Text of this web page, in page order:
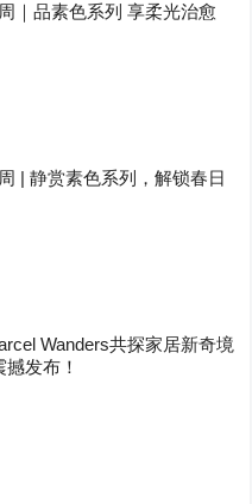
｜品素色系列 享柔光治愈
| 静赏素色系列，解锁春日
Wanders共探家居新奇境
撼发布！